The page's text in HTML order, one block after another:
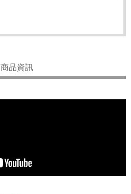
商品資訊